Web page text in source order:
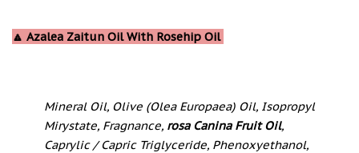
🔼 Azalea Zaitun Oil With Rosehip Oil
Mineral Oil, Olive (Olea Europaea) Oil, Isopropyl
Mirystate, Fragnance, rosa Canina Fruit Oil,
Caprylic / Capric Triglyceride, Phenoxyethanol,